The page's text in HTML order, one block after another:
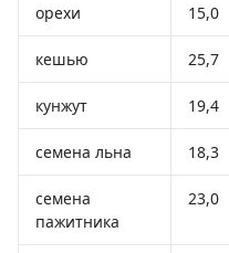
орехи 15,0
кешью 25,7
кунжут 19,4
семена льна 18,3
семена
пажитника
23,0